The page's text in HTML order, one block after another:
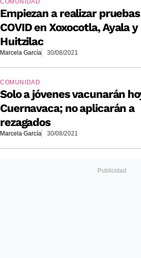
COMUNIDAD
Empiezan a realizar pruebas
COVID en Xoxocotla, Ayala y
Huitzilac
Marcela García 30/08/2021
COMUNIDAD
Solo a jóvenes vacunarán
Cuernavaca; no aplicarán a
rezagados
Marcela García 30/08/2021